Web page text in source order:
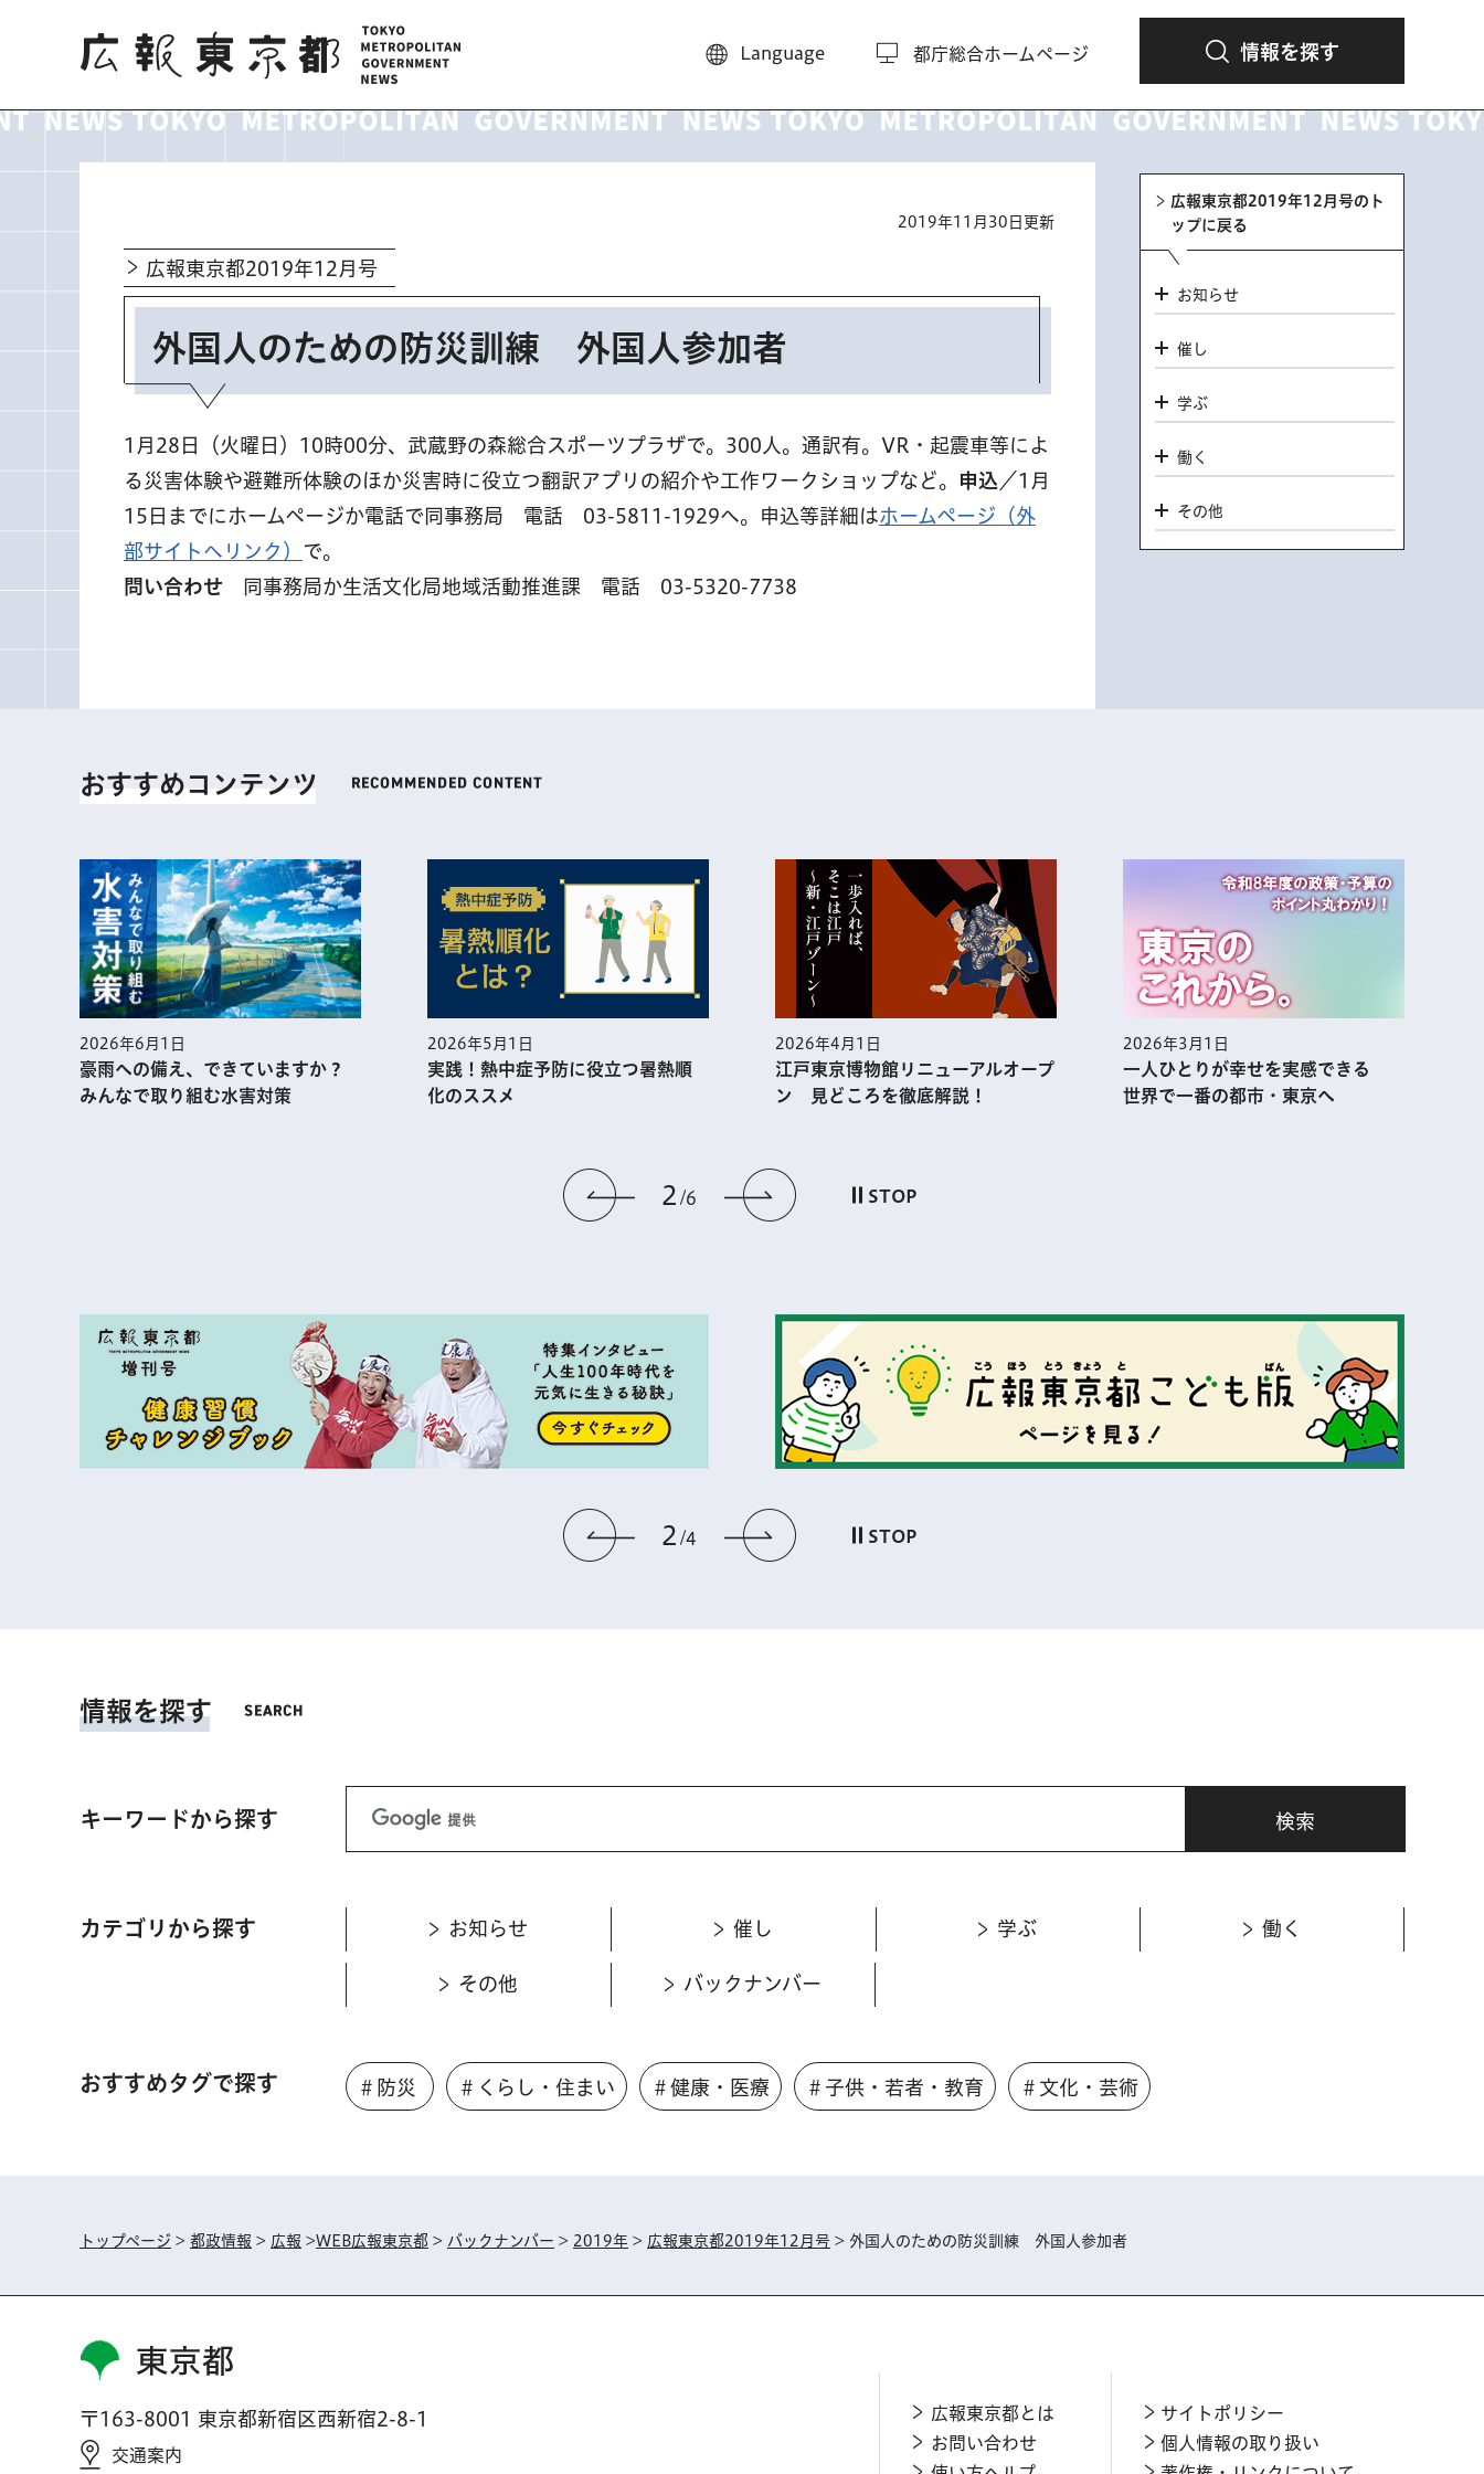
広報東京都
Language 都庁総合ホームページ 情報を探す
2019年11月30日更新
広報東京都2019年12月号
外国人のための防災訓練 外国人参加者
1月28日（火曜日）10時00分、武蔵野の森総合スポーツプラザで。300人。通訳有。VR・起震車等によ
る災害体験や避難所体験のほか災害時に役立つ翻訳アプリの紹介や工作ワークショップなど。
申込 ／1月
15日までにホームページか電話で同事務局 電話 03-5811-1929へ。申込等詳細はホームページ（外
部サイトへリンク）
で。
問い合わせ 同事務局か生活文化局地域活動推進課 電話 03-5320-7738
広報東京都2019年12月号のト
ップに戻る
お知らせ
催し
学ぶ
働く
その他
おすすめコンテンツ
前のスライドを表示
2 6 次のスライドを表示
STOP
2026年6月1日
豪雨への備え、できていますか？
みんなで取り組む水害対策
2026年5月1日
実践！熱中症予防に役⽴つ暑熱順
化のススメ
2026年4月1日
江戸東京博物館リニューアルオープ
ン 見どころを徹底解説！
2026年3月1日
一人ひとりが幸せを実感できる
世界で一番の都市・東京へ
前のスライドを表示
2 4 次のスライドを表示
STOP
情報を探す
キーワードから探す
カテゴリから探す お知らせ 催し 学ぶ 働く
その他 バックナンバー
おすすめタグで探す ＃防災 ＃くらし・住まい ＃健康・医療 ＃子供・若者・教育 ＃文化・芸術
トップページ > 都政情報 > 広報 >WEB広報東京都 > バックナンバー > 2019年 > 広報東京都2019年12月号 > 外国人のための防災訓練 外国人参加者
東京都
〒163-8001 東京都新宿区西新宿2-8-1
交通案内
広報東京都とは
お問い合わせ
サイトポリシー
個人情報の取り扱い